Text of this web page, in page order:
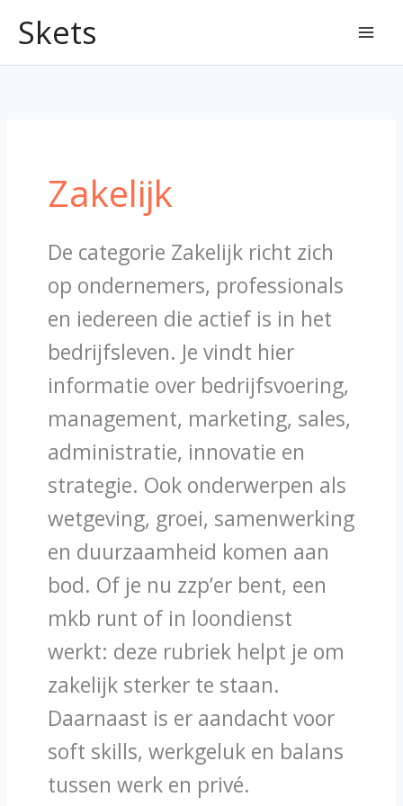
naarSkets
Zakelijk
De categorie Zakelijk richt zich
op ondernemers, professionals
en iedereen die actief is in het
bedrijfsleven. Je vindt hier
informatie over bedrijfsvoering,
management, marketing, sales,
administratie, innovatie en
strategie. Ook onderwerpen als
wetgeving, groei, samenwerking
en duurzaamheid komen aan
bod. Of je nu zzp’er bent, een
mkb runt of in loondienst
werkt: deze rubriek helpt je om
zakelijk sterker te staan.
Daarnaast is er aandacht voor
soft skills, werkgeluk en balans
tussen werk en privé.
naar: